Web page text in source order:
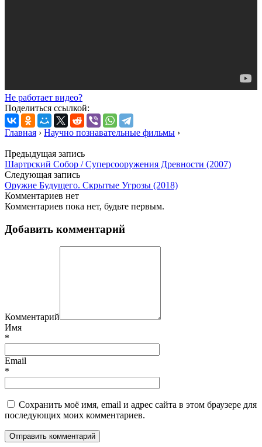
Не работает видео?
Поделиться ссылкой:
Главная › Научно познавательные фильмы ›
Предыдущая запись
Шартрский Собор / Суперсооружения Древности (2007)
Следующая запись
Оружие Будущего. Скрытые Угрозы (2018)
Комментариев нет
Комментариев пока нет, будьте первым.
Добавить комментарий
Комментарий
Имя
*
Email
*
Сохранить моё имя, email и адрес сайта в этом браузере для
последующих моих комментариев.